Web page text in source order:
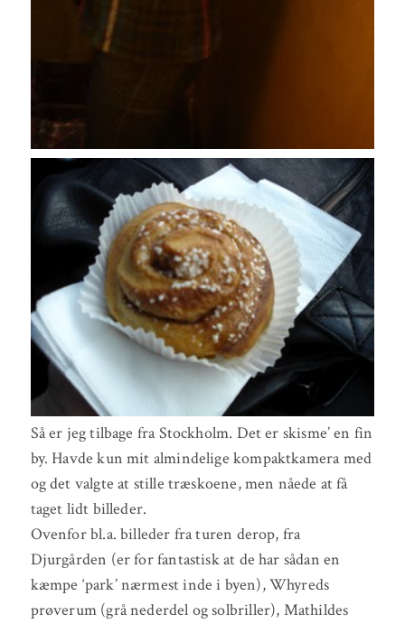
Så er jeg tilbage fra Stockholm. Det er skisme’ en fin
by. Havde kun mit almindelige kompaktkamera med
og det valgte at stille træskoene, men nåede at få
taget lidt billeder.
Ovenfor bl.a. billeder fra turen derop, fra
Djurgården (er for fantastisk at de har sådan en
kæmpe ‘park’ nærmest inde i byen), Whyreds
prøverum (grå nederdel og solbriller), Mathildes